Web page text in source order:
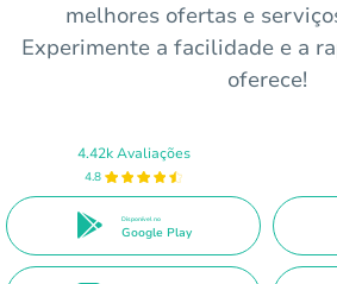
melhores ofertas e
Experimente a facilidade e a
oferece!
4.42k Avaliações
4.8
Disponível no
Google Play